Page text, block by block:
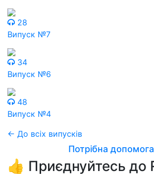
28
Випуск №7
34
Випуск №6
48
Випуск №4
← До всіх випусків
Потрібна допомога
👍 Приєднуйтесь до